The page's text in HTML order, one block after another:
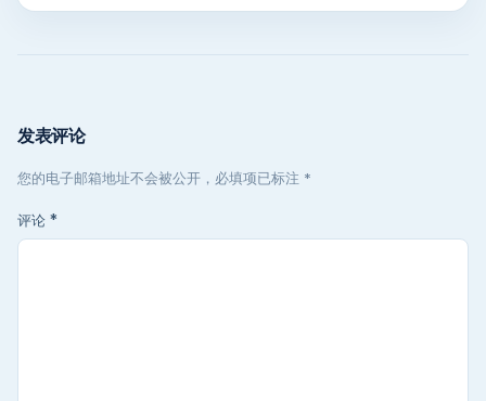
发表评论
您的电子邮箱地址不会被公开，必填项已标注 *
评论 *